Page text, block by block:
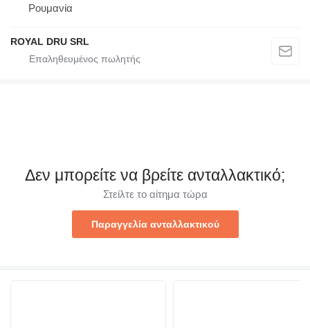
Ρουμανία
ROYAL DRU SRL
Δεν μπορείτε να βρείτε ανταλλακτικό;
Στείλτε το αίτημα τώρα
Παραγγελία ανταλλακτικού